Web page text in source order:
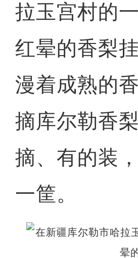
拉玉宫村的
红晕的香梨
漫着成熟的
摘库尔勒香
摘、有的装
一筐。